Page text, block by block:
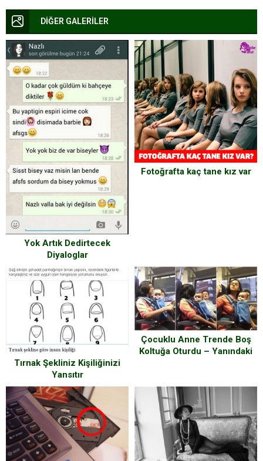
DİĞER GALERİLER
Yok Artık Dedirtecek
Diyaloglar
Fotoğrafta kaç tane kız var
Tırnak Şekliniz Kişiliğinizi
Yansıtır
Çocuklu Anne Trende Boş
Koltuğa Oturdu – Yanındaki